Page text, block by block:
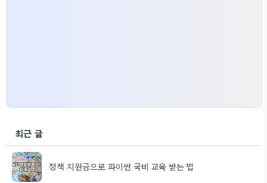
최근 글
정책 지원금으로 파이썬 국비 교육 받는 법